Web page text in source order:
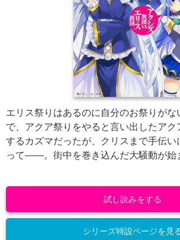
エリス祭りはあるのに自分のお祭りがな
で、アクア祭りをやると言い出したアク
するカズマだったが、クリスまで手伝い
って――。街中を巻き込んだ大騒動が始
試し読みをする
シリーズ特設ページを見